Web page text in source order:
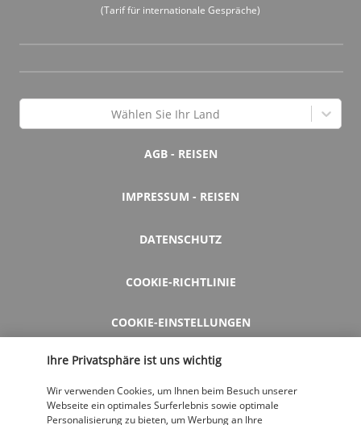
(Tarif für internationale Gespräche)
Wählen Sie Ihr Land
AGB - REISEN
IMPRESSUM - REISEN
DATENSCHUTZ
COOKIE-RICHTLINIE
COOKIE-EINSTELLUNGEN
HILFE UND KONTAKT
Ihre Privatsphäre ist uns wichtig
Wir verwenden Cookies, um Ihnen beim Besuch unserer
Webseite ein optimales Surferlebnis sowie optimale
Personalisierung zu bieten, um Werbung an Ihre